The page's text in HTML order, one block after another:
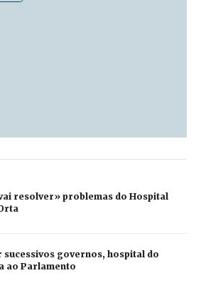
resolver» problemas do Hospital
sucessivos governos, hospital do
ao Parlamento